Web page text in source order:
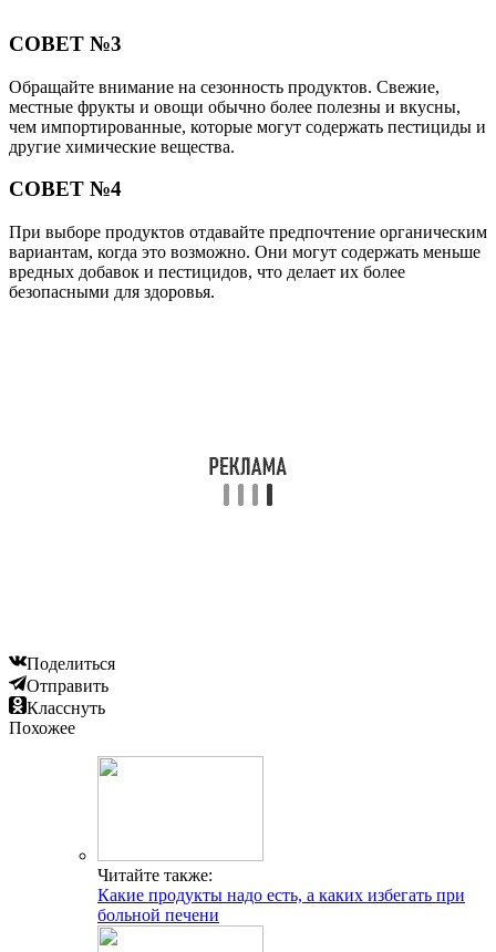
СОВЕТ №3
Обращайте внимание на сезонность продуктов. Свежие,
местные фрукты и овощи обычно более полезны и вкусны,
чем импортированные, которые могут содержать пестициды и
другие химические вещества.
СОВЕТ №4
При выборе продуктов отдавайте предпочтение органическим
вариантам, когда это возможно. Они могут содержать меньше
вредных добавок и пестицидов, что делает их более
безопасными для здоровья.
Поделиться
Отправить
Класснуть
Похожее
Читайте также:
Какие продукты надо есть, а каких избегать при
больной печени